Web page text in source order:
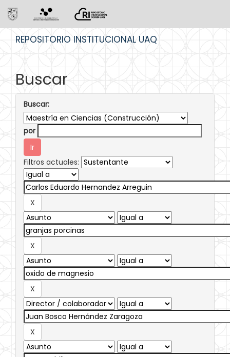
REPOSITORIO INSTITUCIONAL UAQ
Buscar
Buscar:
por
Filtros actuales: